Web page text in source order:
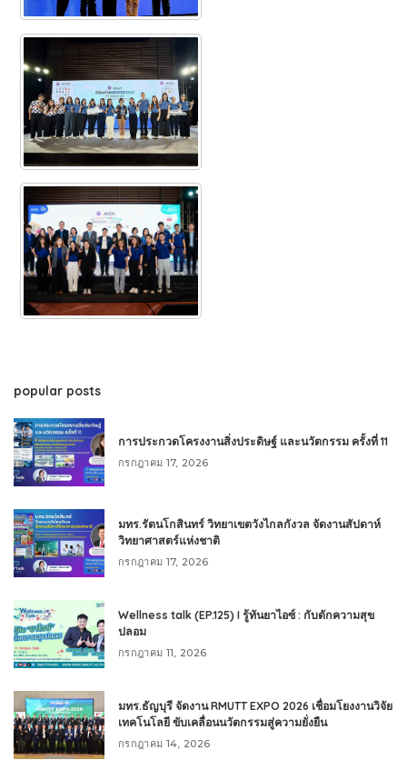
popular posts
การประกวดโครงงานสิ่งประดิษฐ์ และนวัตกรรม ครั้งที่ 11
กรกฎาคม 17, 2026
มทร.รัตนโกสินทร์ วิทยาเขตวังไกลกังวล จัดงานสัปดาห์
วิทยาศาสตร์แห่งชาติ
กรกฎาคม 17, 2026
Wellness talk (EP.125) I รู้ทันยาไอซ์ : กับดักความสุข
ปลอม
กรกฎาคม 11, 2026
มทร.ธัญบุรี จัดงาน RMUTT EXPO 2026 เชื่อมโยงงานวิจัย
เทคโนโลยี ขับเคลื่อนนวัตกรรมสู่ความยั่งยืน
กรกฎาคม 14, 2026